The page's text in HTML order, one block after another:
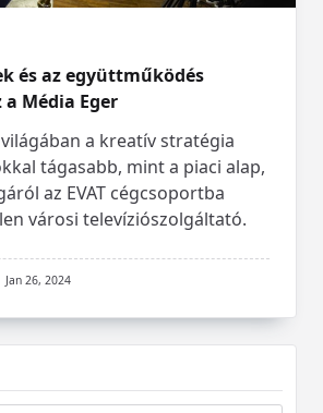
és az együttműködés
Média Eger
a kreatív stratégia
tágasabb, mint a piaci alap,
az EVAT cégcsoportba
városi televíziószolgáltató.
Jan 26, 2024